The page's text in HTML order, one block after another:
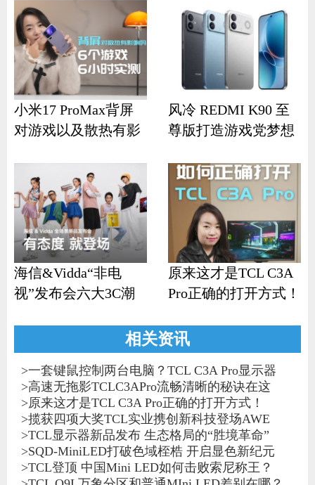
小米17 ProMax背屏
对游戏以及散热有影
风冷 REDMI K90 至
尊版打造游戏党梦想
海信&Vidda“非电
视”发布会六大3C潮
原来这才是TCL C3A
Pro正确的打开方式！
相关资讯
>一套键鼠控制两台电脑？TCL C3A Pro显示器
>高速无拖影TCLC3APro流畅清晰的秘诀在这
>原来这才是TCL C3A Pro正确的打开方式！
>揽获四项大奖TCL实业携创新科技登场AWE
>TCL显示器新品发布 生态格局的“胜境革命”
>SQD-MiniLED打破色域桎梏 开启显色新纪元
>TCL登顶 中国Mini LED如何击败索尼称王？